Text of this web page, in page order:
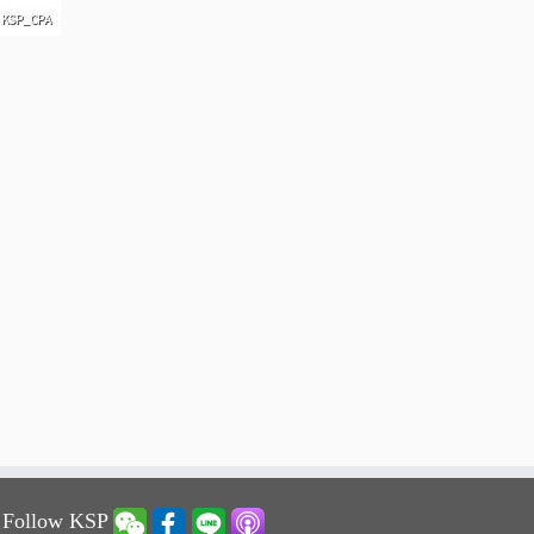
Follow KSP